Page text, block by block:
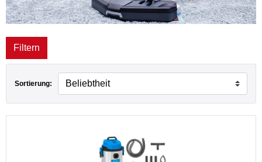
Filtern
Sortierung: